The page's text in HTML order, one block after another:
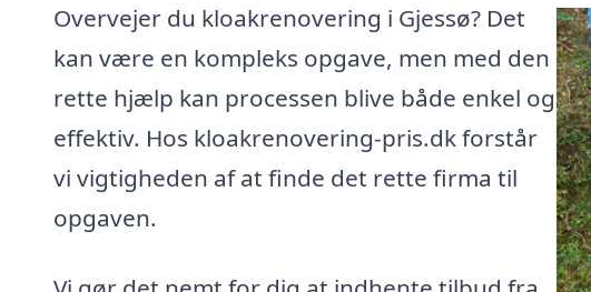
Overvejer du kloakrenovering i Gjessø? Det
kan være en kompleks opgave, men med den
rette hjælp kan processen blive både enkel og
effektiv. Hos kloakrenovering-pris.dk forstår
vi vigtigheden af at finde det rette firma til
opgaven.